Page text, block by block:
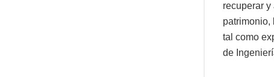
recuperar
patrimonio,
tal como
de